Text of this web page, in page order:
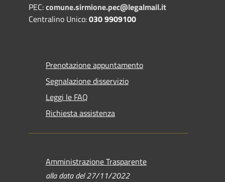
PEC:comune.sirmione.pec@legalmail.it
Centralino Unico:030 9909100
Prenotazione appuntamento
Segnalazione disservizio
Leggi le FAQ
Richiesta assistenza
Amministrazione Trasparente
alla data del 27/11/2022